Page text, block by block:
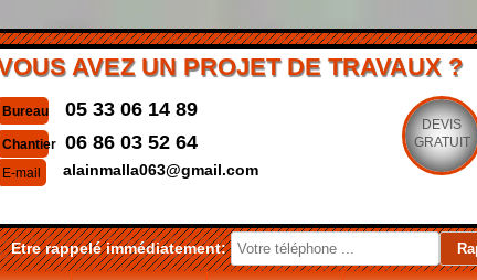
AVEZ UN PROJET DE TRAVAUX ?
Bureau 05 33 06 14 89
Chantier 06 86 03 52 64
E-mail alainmalla063@gmail.com
DEVIS
GRATUIT
Etre rappelé immédiatement: